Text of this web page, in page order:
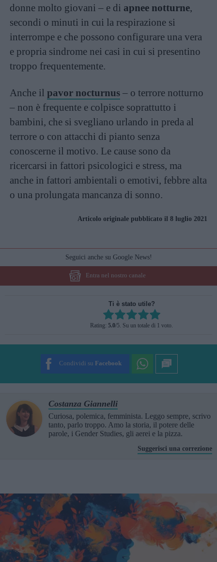
donne molto giovani – e di apnee notturne,
secondi o minuti in cui la respirazione si
interrompe e che possono configurare una vera
e propria sindrome nei casi in cui si presentino
troppo frequentemente.
Anche il pavor nocturnus – o terrore notturno
– non è frequente e colpisce soprattutto i
bambini, che si svegliano urlando in preda al
terrore o con attacchi di pianto senza
conoscerne il motivo. Le cause sono da
ricercarsi in fattori psicologici e stress, ma
anche in fattori ambientali o emotivi, febbre alta
o una prolungata mancanza di sonno.
Articolo originale pubblicato il 8 luglio 2021
Seguici anche su Google News!
Entra nel nostro canale
Ti è stato utile?
Rate this item:
SUBMIT RATING
Rating: 5.0/5. Su un totale di 1 voto.
Condividi su Facebook
Costanza Giannelli
Curiosa, polemica, femminista. Leggo sempre, scrivo
tanto, parlo troppo. Amo la storia, il potere delle
parole, i Gender Studies, gli aerei e la pizza.
Suggerisci una correzione